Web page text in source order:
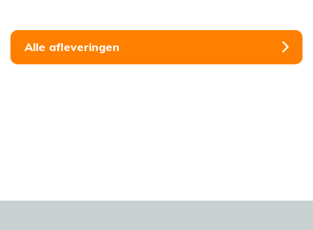
Alle afleveringen